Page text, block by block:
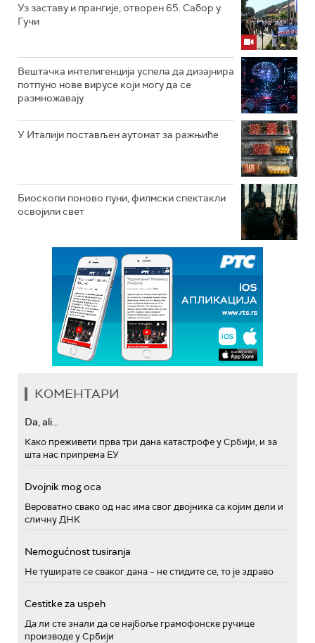
Уз заставу и прангије, отворен 65. Сабор у
Гучи
Вештачка интелигенција успела да дизајнира
потпуно нове вирусе који могу да се
размножавају
У Италији постављен аутомат за ражњиће
Биоскопи поново пуни, филмски спектакли
освојили свет
КОМЕНТАРИ
Da, ali...
Како преживети прва три дана катастрофе у Србији, и за
шта нас припрема ЕУ
Dvojnik mog oca
Вероватно свако од нас има свог двојника са којим дели и
сличну ДНК
Nemogućnost tusiranja
Не туширате се сваког дана – не стидите се, то је здраво
Cestitke za uspeh
Да ли сте знали да се најбоље грамофонске ручице
производе у Србији